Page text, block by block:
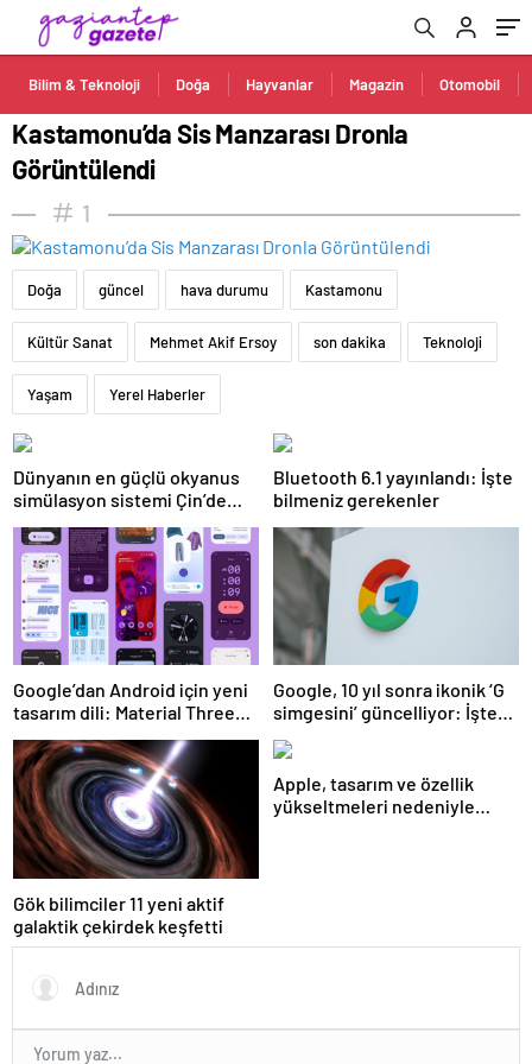
Bilim & Teknoloji Doğa Hayvanlar Magazin Otomobil
Kastamonu’da Sis Manzarası Dronla
Görüntülendi
1
Doğa güncel hava durumu Kastamonu
Kültür Sanat Mehmet Akif Ersoy son dakika Teknoloji
Yaşam Yerel Haberler
Dünyanın en güçlü okyanus
simülasyon sistemi Çin’de
faaliyete geçiyor
Bluetooth 6.1 yayınlandı: İşte
bilmeniz gerekenler
Google’dan Android için yeni
tasarım dili: Material Three
Expressive
Google, 10 yıl sonra ikonik ‘G
simgesini’ güncelliyor: İşte
yeni tasarım
Gök bilimciler 11 yeni aktif
galaktik çekirdek keşfetti
Apple, tasarım ve özellik
yükseltmeleri nedeniyle